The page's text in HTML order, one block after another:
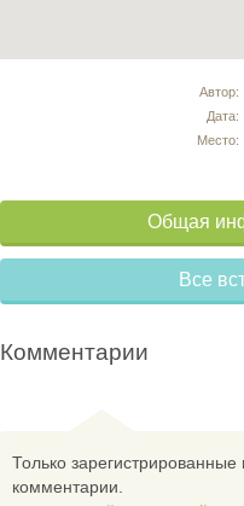
Автор:
Дата:
Место:
Общая
Все
Комментарии
Только зарегистрированные
комментарии.